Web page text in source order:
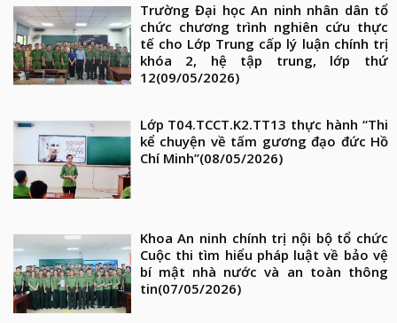
Trường Đại học An ninh nhân dân tổ
chức chương trình nghiên cứu thực
tế cho Lớp Trung cấp lý luận chính trị
khóa 2, hệ tập trung, lớp thứ
12(09/05/2026)
Lớp T04.TCCT.K2.TT13 thực hành “Thi
kể chuyện về tấm gương đạo đức Hồ
Chí Minh”(08/05/2026)
Khoa An ninh chính trị nội bộ tổ chức
Cuộc thi tìm hiểu pháp luật về bảo vệ
bí mật nhà nước và an toàn thông
tin(07/05/2026)